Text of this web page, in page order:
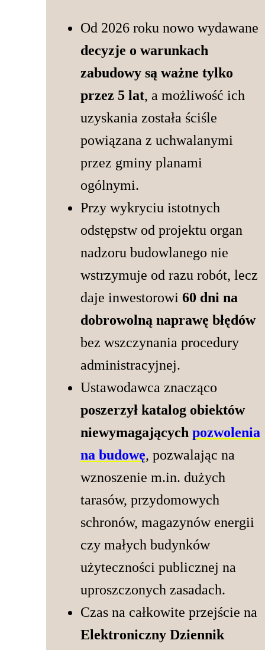
Od 2026 roku nowo wydawane
decyzje o warunkach
zabudowy są ważne tylko
przez 5 lat, a możliwość ich
uzyskania została ściśle
powiązana z uchwalanymi
przez gminy planami
ogólnymi.
Przy wykryciu istotnych
odstępstw od projektu organ
nadzoru budowlanego nie
wstrzymuje od razu robót, lecz
daje inwestorowi 60 dni na
dobrowolną naprawę błędów
bez wszczynania procedury
administracyjnej.
Ustawodawca znacząco
poszerzył katalog obiektów
niewymagających pozwolenia
na budowę, pozwalając na
wznoszenie m.in. dużych
tarasów, przydomowych
schronów, magazynów energii
czy małych budynków
użyteczności publicznej na
uproszczonych zasadach.
Czas na całkowite przejście na
Elektroniczny Dziennik